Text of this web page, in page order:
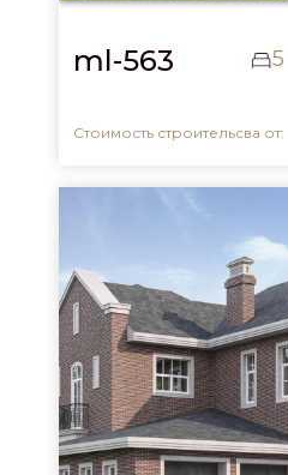
ml-563 5
Стоимость строительсва от: